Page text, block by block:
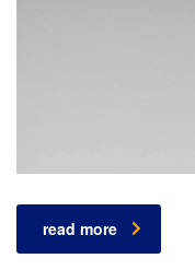
read more